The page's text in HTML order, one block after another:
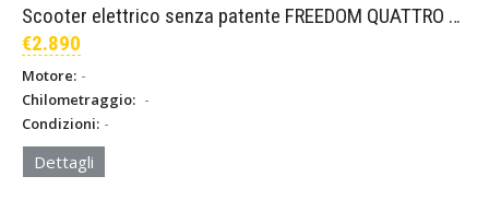
Scooter elettrico senza patente FREEDOM QUATTRO SENIOR – Bianco
€2.890
Motore: -
Chilometraggio: -
Condizioni: -
Dettagli